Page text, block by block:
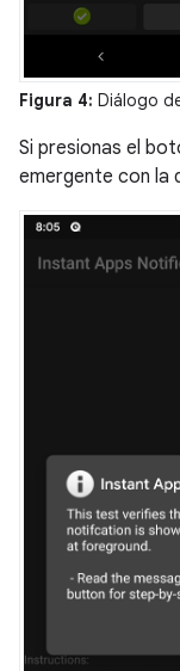
Figura 4: Diálogo
Si presionas el
emergente con la